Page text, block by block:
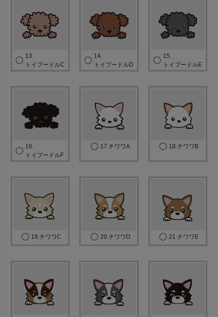
13.
トイプードルC
14.
トイプードルD
15.
トイプードルE
16.
トイプードルF
17.チワワA 18.チワワB
19.チワワC 20.チワワD 21.チワワE